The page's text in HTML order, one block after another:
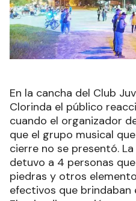
En la cancha del Club
Clorinda el público
cuando el organizador
que el grupo musical
cierre no se presentó.
detuvo a 4 personas
piedras y otros
efectivos que brindaban